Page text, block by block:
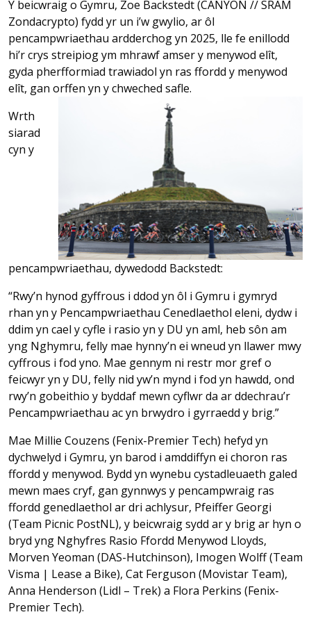
Y beicwraig o Gymru, Zoe Backstedt (CANYON // SRAM
Zondacrypto) fydd yr un i’w gwylio, ar ôl
pencampwriaethau ardderchog yn 2025, lle fe enillodd
hi’r crys streipiog ym mhrawf amser y menywod elît,
gyda pherfformiad trawiadol yn ras ffordd y menywod
elît, gan orffen yn y chweched safle.
Wrth
siarad
cyn y
pencampwriaethau, dywedodd Backstedt:
“Rwy’n hynod gyffrous i ddod yn ôl i Gymru i gymryd
rhan yn y Pencampwriaethau Cenedlaethol eleni, dydw i
ddim yn cael y cyfle i rasio yn y DU yn aml, heb sôn am
yng Nghymru, felly mae hynny’n ei wneud yn llawer mwy
cyffrous i fod yno. Mae gennym ni restr mor gref o
feicwyr yn y DU, felly nid yw’n mynd i fod yn hawdd, ond
rwy’n gobeithio y byddaf mewn cyflwr da ar ddechrau’r
Pencampwriaethau ac yn brwydro i gyrraedd y brig.”
Mae Millie Couzens (Fenix-Premier Tech) hefyd yn
dychwelyd i Gymru, yn barod i amddiffyn ei choron ras
ffordd y menywod. Bydd yn wynebu cystadleuaeth galed
mewn maes cryf, gan gynnwys y pencampwraig ras
ffordd genedlaethol ar dri achlysur, Pfeiffer Georgi
(Team Picnic PostNL), y beicwraig sydd ar y brig ar hyn o
bryd yng Nghyfres Rasio Ffordd Menywod Lloyds,
Morven Yeoman (DAS-Hutchinson), Imogen Wolff (Team
Visma | Lease a Bike), Cat Ferguson (Movistar Team),
Anna Henderson (Lidl – Trek) a Flora Perkins (Fenix-
Premier Tech).